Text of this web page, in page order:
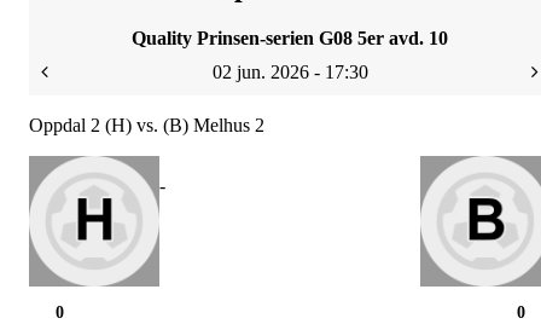
Quality Prinsen-serien G08 5er avd. 10
02 jun. 2026 - 17:30
Oppdal 2 (H) vs. (B) Melhus 2
-
0
0